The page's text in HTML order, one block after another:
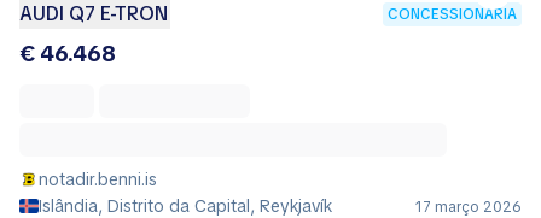
AUDI Q7 E-TRON CONCESSIONÁRIA
€ 46.468
notadir.benni.is
Islândia, Distrito da Capital, Reykjavík
17 março 2026